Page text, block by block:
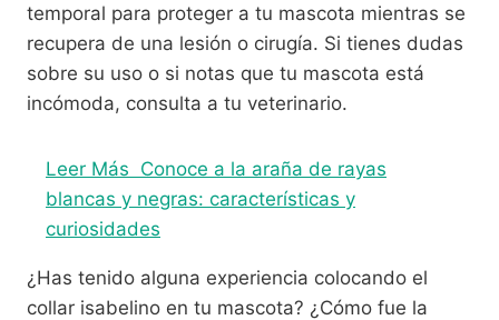
temporal para proteger a tu mascota mientras se
recupera de una lesión o cirugía. Si tienes dudas
sobre su uso o si notas que tu mascota está
incómoda, consulta a tu veterinario.
Leer Más Conoce a la araña de rayas
blancas y negras: características y
curiosidades
¿Has tenido alguna experiencia colocando el
collar isabelino en tu mascota? ¿Cómo fue la